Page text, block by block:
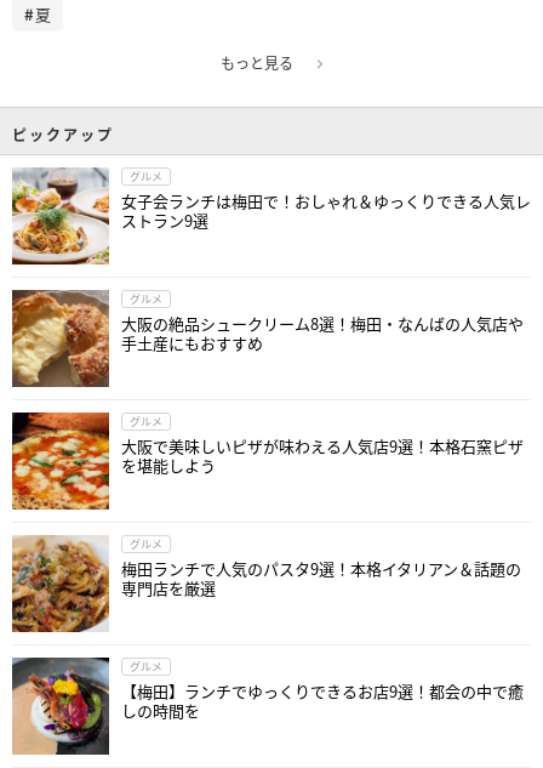
夏
もっと見る
ピックアップ
グルメ
女子会ランチは梅田で！おしゃれ＆ゆっくりできる人気レ
ストラン9選
グルメ
大阪の絶品シュークリーム8選！梅田・なんばの人気店や
手土産にもおすすめ
グルメ
大阪で美味しいピザが味わえる人気店9選！本格石窯ピザ
を堪能しよう
グルメ
梅田ランチで人気のパスタ9選！本格イタリアン＆話題の
専門店を厳選
グルメ
【梅田】ランチでゆっくりできるお店9選！都会の中で癒
しの時間を